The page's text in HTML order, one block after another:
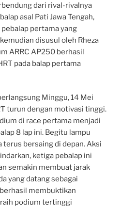
dari rival-rivalnya
asal Pati Jawa Tengah,
pertama yang
disusul oleh Rheza
ARRC AP250 berhasil
pada balap pertama
Minggu, 14 Mei
turun dengan motivasi tinggi.
di race pertama menjadi
8 lap ini. Begitu lampu
bersaing di depan. Aksi
ketiga pebalap ini
semakin membuat jarak
yang datang sebagai
membuktikan
podium tertinggi